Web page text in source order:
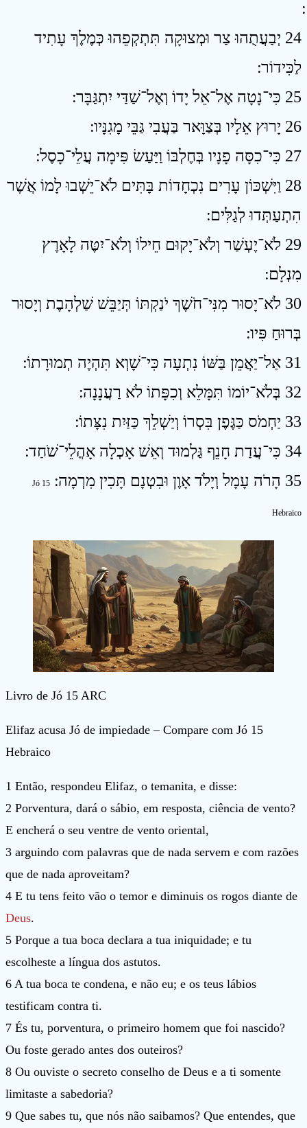
24 יְבַעֲתֻהוּ צַר וּמְצוּקָה תִּתְקְפֵהוּ כְּמֶלֶךְ עָתִיד
לַכִּידוֹר ׃
25 כִּי־נָטָה אֶל־אֵל יָדוֹ וְאֶל־שַׁדַּי יִתְגַּבָּר ׃
26 יָרוּץ אֵלָיו בְּצַוָּאר בַּעֲבִי גַּבֵּי מָגִנָּיו ׃
27 כִּי־כִסָּה פָנָיו בְּחֶלְבּוֹ וַיַּעַשׂ פִּימָה עֲלֵי־כָסֶל ׃
28 וַיִּשְׁכּוֹן עָרִים נִכְחָדוֹת בָּתִּים לֹא־יֵשְׁבוּ לָמוֹ אֲשֶׁר
הִתְעַתְּדוּ לְגַלִּים ׃
29 לֹא־יֶעְשַׁר וְלֹא־יָקוּם חֵילוֹ וְלֹא־יִטֶּה לָאָרֶץ
מִנְלָם ׃
30 לֹא־יָסוּר מִנִּי־חֹשֶׁךְ יֹנַקְתּוֹ תְּיַבֵּשׁ שַׁלְהָבֶת וְיָסוּר
בְּרוּחַ פִּיו ׃
31 אַל־יַאֲמֵן בַּשּׁוֹ נִתְעָה כִּי־שָׁוְא תִּהְיֶה תְמוּרָתוֹ ׃
32 בְּלֹא־יוֹמוֹ תִּמָּלֵא וְכִפָּתוֹ לֹא רַעֲנָנָה ׃
33 יַחְמֹס כַּגֶּפֶן בִּסְרוֹ וְיַשְׁלֵךְ כַּזַּיִת נִצָּתוֹ ׃
34 כִּי־עֲדַת חָנֵף גַּלְמוּד וְאֵשׁ אָכְלָה אָהֳלֵי־שֹׁחַד ׃
35 הָרֹה עָמָל וְיָלֹד אָוֶן וּבִטְנָם תָּכִין מִרְמָה ׃
Jó 15
Hebraico
Livro de Jó 15 ARC
Elifaz acusa Jó de impiedade – Compare com Jó 15
Hebraico
1 Então, respondeu Elifaz, o temanita, e disse:
2 Porventura, dará o sábio, em resposta, ciência de vento?
E encherá o seu ventre de vento oriental,
3 arguindo com palavras que de nada servem e com razões
que de nada aproveitam?
4 E tu tens feito vão o temor e diminuis os rogos diante de
Deus.
5 Porque a tua boca declara a tua iniquidade; e tu
escolheste a língua dos astutos.
6 A tua boca te condena, e não eu; e os teus lábios
testificam contra ti.
7 És tu, porventura, o primeiro homem que foi nascido?
Ou foste gerado antes dos outeiros?
8 Ou ouviste o secreto conselho de Deus e a ti somente
limitaste a sabedoria?
9 Que sabes tu, que nós não saibamos? Que entendes, que